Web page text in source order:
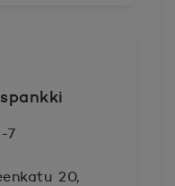
7
20,